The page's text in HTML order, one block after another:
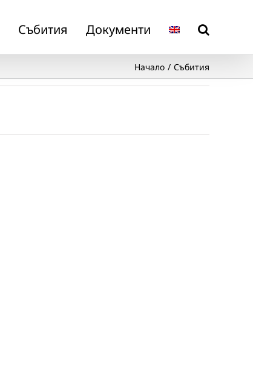
Събития Документи
Начало Събития